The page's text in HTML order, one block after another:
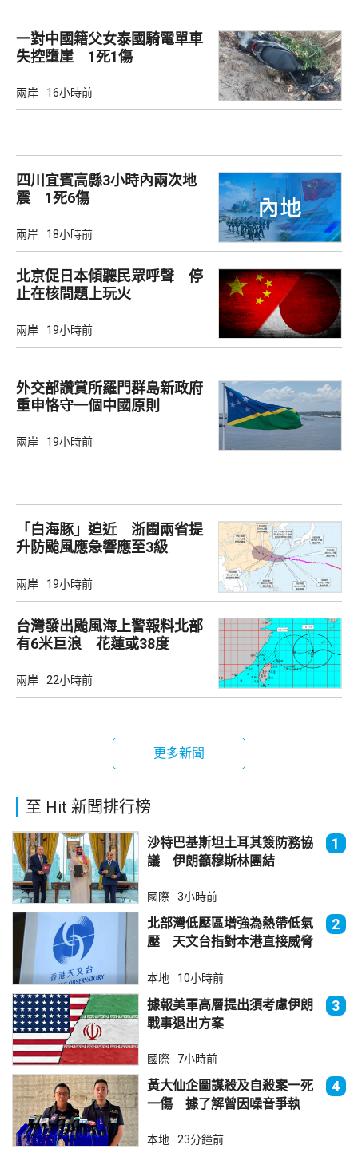
一對中國籍父女泰國騎電單車
失控墮崖 1死1傷
兩岸 16小時前
四川宜賓高縣3小時內兩次地
震 1死6傷
兩岸 18小時前
北京促日本傾聽民眾呼聲 停
止在核問題上玩火
兩岸 19小時前
外交部讚賞所羅門群島新政府
重申恪守一個中國原則
兩岸 19小時前
「白海豚」迫近 浙閩兩省提
升防颱風應急響應至3級
兩岸 19小時前
台灣發出颱風海上警報料北部
有6米巨浪 花蓮或38度
兩岸 22小時前
更多新聞
至 Hit 新聞排行榜
沙特巴基斯坦土耳其簽防務協
議 伊朗籲穆斯林團結
1
國際 3小時前
北部灣低壓區增強為熱帶低氣
壓 天文台指對本港直接威脅
2
本地 10小時前
據報美軍高層提出須考慮伊朗
戰事退出方案
3
國際 7小時前
黃大仙企圖謀殺及自殺案一死
一傷 據了解曾因噪音爭執
4
本地 23分鐘前